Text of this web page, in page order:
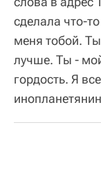
сделала что-
меня тобой.
лучше. Ты -
гордость. Я